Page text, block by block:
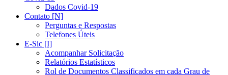
Dados Covid-19
Contato [N]
Perguntas e Respostas
Telefones Úteis
E-Sic [I]
Acompanhar Solicitação
Relatórios Estatísticos
Rol de Documentos Classificados em cada Grau de